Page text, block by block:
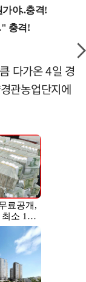
다가온 4일 경
관농업단지에